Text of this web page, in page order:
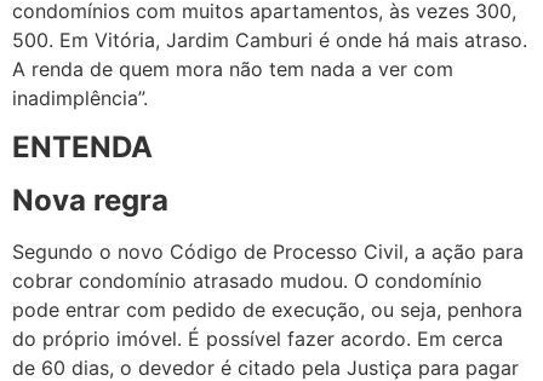
condomínios com muitos apartamentos, às vezes 300,
500. Em Vitória, Jardim Camburi é onde há mais atraso.
A renda de quem mora não tem nada a ver com
inadimplência”.
ENTENDA
Nova regra
Segundo o novo Código de Processo Civil, a ação para
cobrar condomínio atrasado mudou. O condomínio
pode entrar com pedido de execução, ou seja, penhora
do próprio imóvel. É possível fazer acordo. Em cerca
de 60 dias, o devedor é citado pela Justiça para pagar